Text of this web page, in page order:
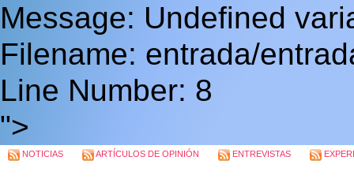
Message: Undefined
Filename: entrada/
Line Number: 8
">
NOTICIAS ARTÍCULOS DE OPINIÓN ENTREVISTAS